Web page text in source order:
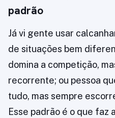
padrão
Já vi gente usar
de situações bem
domina a competição,
recorrente; ou pessoa
tudo, mas sempre
Esse padrão é o que faz